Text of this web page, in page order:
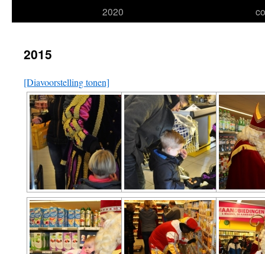
2020
2015
[Diavoorstelling tonen]